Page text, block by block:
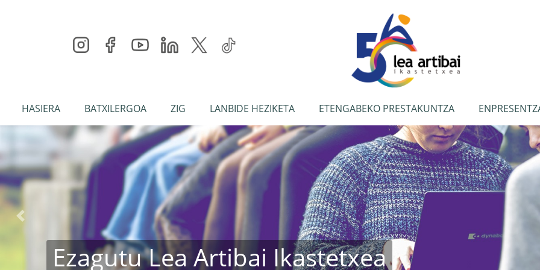
HASIERA BATXILERGOA ZIG LANBIDE HEZIKETA ETENGABEKO PRESTAKUNTZA
Ezagutu Lea Artibai Ikastetxea
Aurrekoa